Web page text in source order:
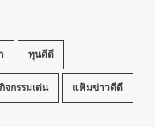
ทุนดีดี
จกรรมเด่น แฟ้มข่าวดีดี